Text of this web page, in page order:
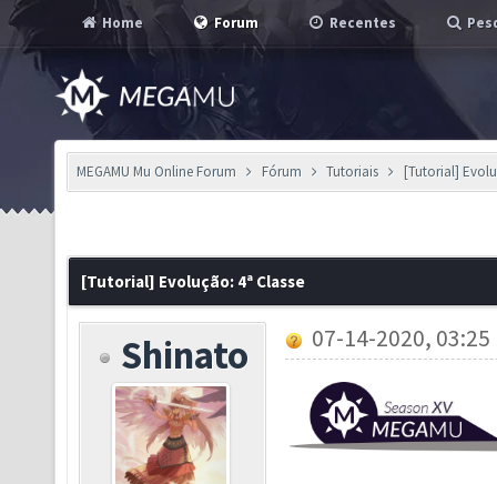
Home Forum Recentes
MEGAMU Mu Online Forum Fórum Tutoriais [Tutorial]
[Tutorial] Evolução: 4ª Classe
Shinato 07-14-2020, 03:25